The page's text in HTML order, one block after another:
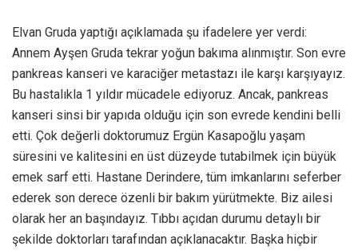
Elvan Gruda yaptığı açıklamada şu ifadelere yer verdi:
Annem Ayşen Gruda tekrar yoğun bakıma alınmıştır. Son evre
pankreas kanseri ve karaciğer metastazı ile karşı karşıyayız.
Bu hastalıkla 1 yıldır mücadele ediyoruz. Ancak, pankreas
kanseri sinsi bir yapıda olduğu için son evrede kendini belli
etti. Çok değerli doktorumuz Ergün Kasapoğlu yaşam
süresini ve kalitesini en üst düzeyde tutabilmek için büyük
emek sarf etti. Hastane Derindere, tüm imkanlarını seferber
ederek son derece özenli bir bakım yürütmekte. Biz ailesi
olarak her an başındayız. Tıbbı açıdan durumu detaylı bir
şekilde doktorları tarafından açıklanacaktır. Başka hiçbir